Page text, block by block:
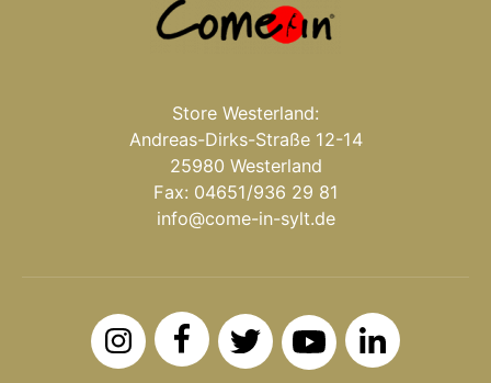
Store Westerland:
Andreas-Dirks-Straße 12-14
25980 Westerland
Fax: 04651/936 29 81
info@come-in-sylt.de